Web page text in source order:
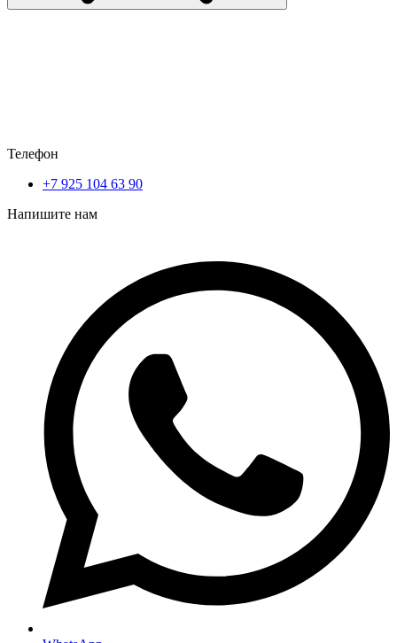
Телефон
+7 925 104 63 90
Напишите нам